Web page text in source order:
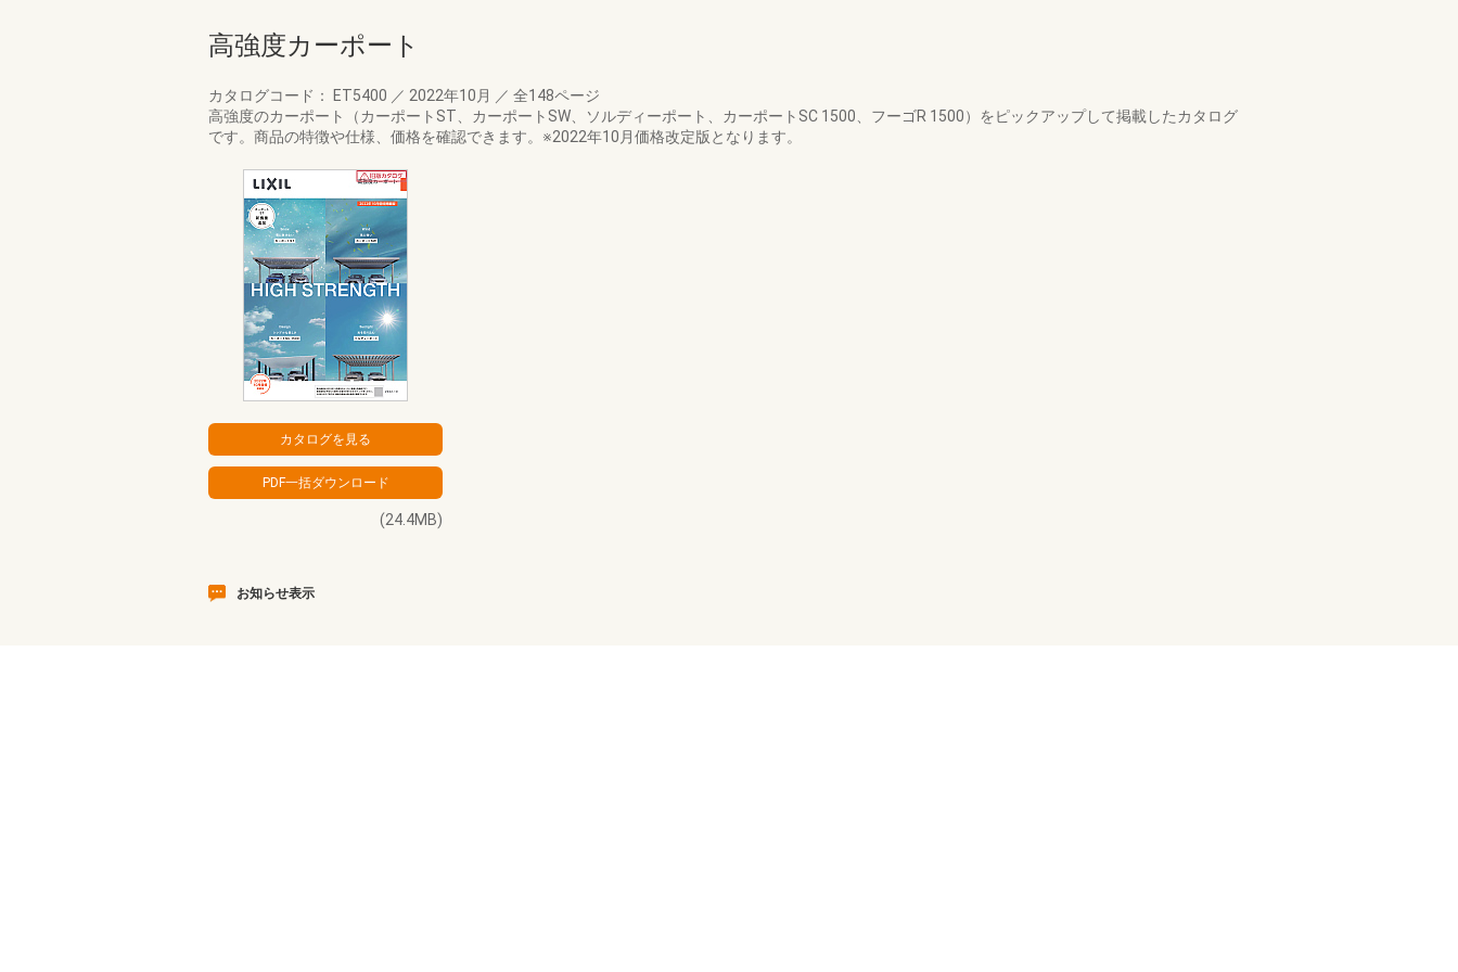
高強度カーポート
カタログコード： ET5400 ／ 2022年10月 ／ 全148ページ
高強度のカーポート（カーポートST、カーポートSW、ソルディーポート、カーポートSC 1500、フーゴR 1500）をピックアップして掲載したカタログ
です。商品の特徴や仕様、価格を確認できます。※2022年10月価格改定版となります。
(24.4MB)
お知らせ表示